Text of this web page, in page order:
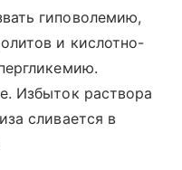
гиповолемию,
и кислотно-
Избыток раствора
сливается в